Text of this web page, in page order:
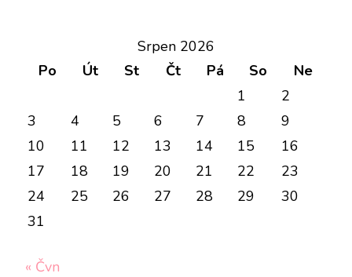
Srpen 2026
Po
Út St Čt Pá So
Ne
1
2
3
4 5 6 7 8
9
10
11 12 13 14 15
16
17
18 19 20 21 22
23
24
25 26 27 28 29
30
31
« Čvn